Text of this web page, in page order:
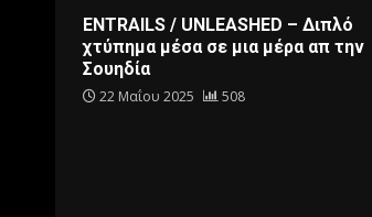
ENTRAILS / UNLEASHED – Διπλό
χτύπημα μέσα σε μια μέρα απ την
Σουηδία
22 Μαΐου 2025 508